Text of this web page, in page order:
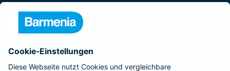
Presse
Barmenia ist Teil der BarmeniaGothaer